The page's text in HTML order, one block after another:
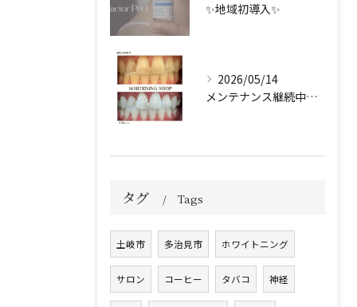
✨地域初導入✨
2026/05/14
メンテナンス継続中のお客様🤍
タグ Tags
土岐市 多治見市 ホワイトニング
サロン コーヒー タバコ 神経